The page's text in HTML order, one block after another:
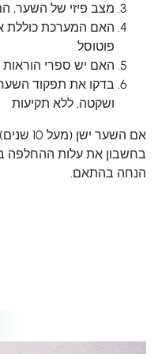
מצב פיזי של השער,
האם המערכת כוללת
פוטוסל
האם יש ספרי הוראות
בדקו את תפקוד
ושקטה, ללא תקיעות
אם
בחשבון את עלות ההחלפה
הנחה בהתאם.